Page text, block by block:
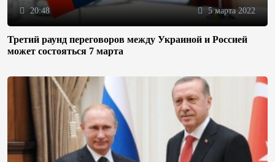
20:48 5 марта 2022
Третий раунд переговоров между Украиной и Россией
может состояться 7 марта